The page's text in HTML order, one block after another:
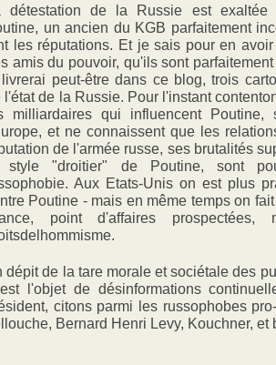
détestation de la Russie est
un ancien du KGB parfaitement
les réputations. Et je sais pour en
amis du pouvoir, qu'ils sont
peut-être dans ce blog, trois
l'état de la Russie. Pour l'instant
milliardaires qui influencent Poutine,
et ne connaissent que les
de l'armée russe, ses brutalités
style "droitier" de Poutine, sont
Aux Etats-Unis on est plus
Poutine - mais en même temps on
point d'affaires
dépit de la tare morale et sociétale des
l'objet de désinformations
citons parmi les russophobes
Bernard Henri Levy, Kouchner, et